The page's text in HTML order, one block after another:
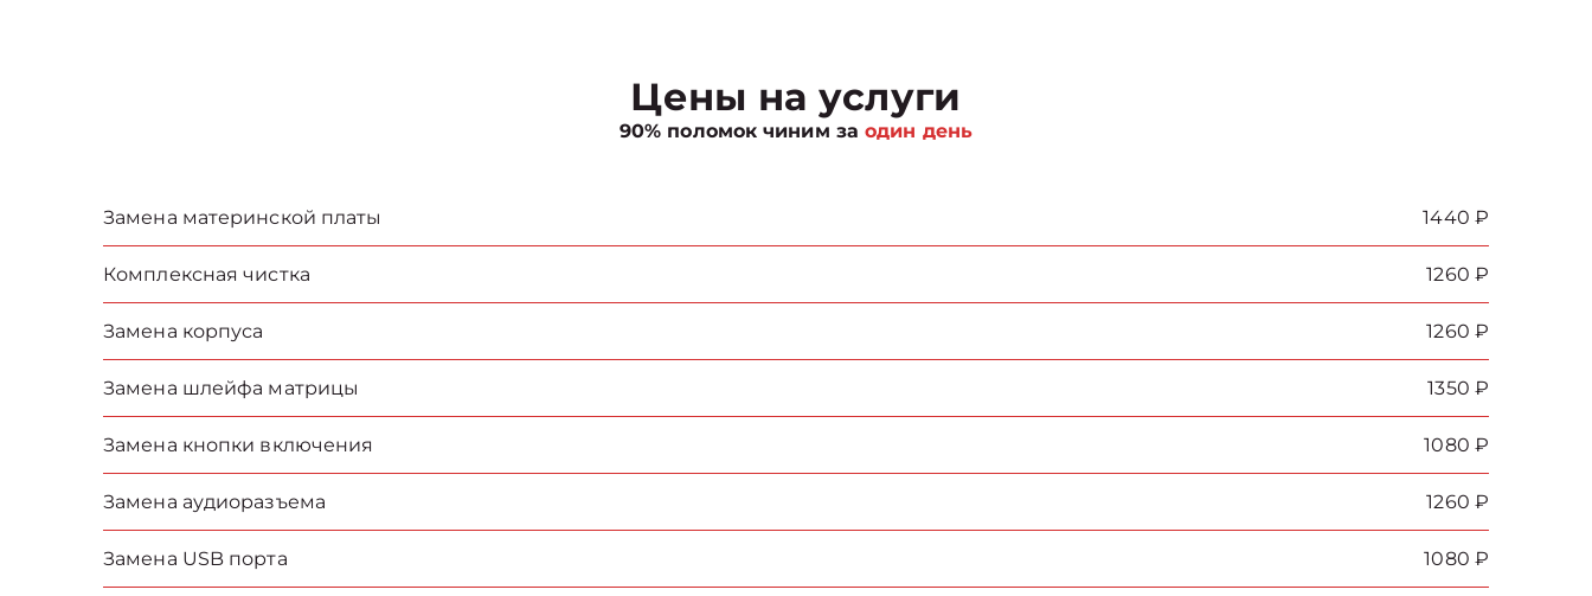
Цены на услуги
90% поломок чиним заодин день
Замена материнской платы 1440 ₽
Комплексная чистка 1260 ₽
Замена корпуса 1260 ₽
Замена шлейфа матрицы 1350 ₽
Замена кнопки включения 1080 ₽
Замена аудиоразъема 1260 ₽
Замена USB порта 1080 ₽